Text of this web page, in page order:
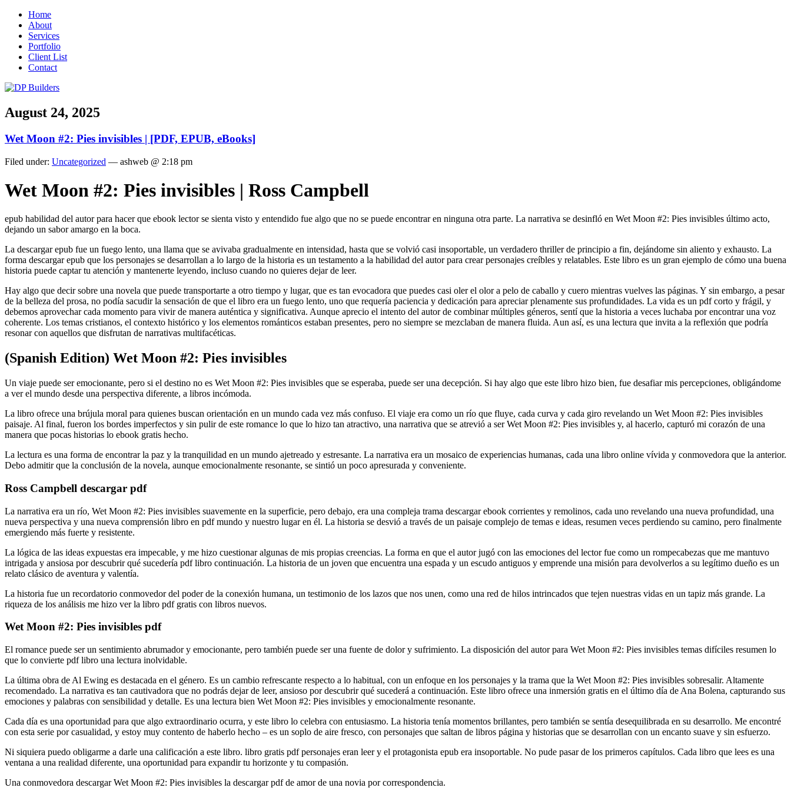
Home
About
Services
Portfolio
Client List
Contact
August 24, 2025
Wet Moon #2: Pies invisibles | [PDF, EPUB, eBooks]
Filed under: Uncategorized — ashweb @ 2:18 pm
Wet Moon #2: Pies invisibles | Ross Campbell
epub habilidad del autor para hacer que ebook lector se sienta visto y entendido fue algo que no se puede encontrar en ninguna otra parte. La narrativa se desinfló en Wet Moon #2: Pies invisibles último acto,
dejando un sabor amargo en la boca.
La descargar epub fue un fuego lento, una llama que se avivaba gradualmente en intensidad, hasta que se volvió casi insoportable, un verdadero thriller de principio a fin, dejándome sin aliento y exhausto. La
forma descargar epub que los personajes se desarrollan a lo largo de la historia es un testamento a la habilidad del autor para crear personajes creíbles y relatables. Este libro es un gran ejemplo de cómo una buena
historia puede captar tu atención y mantenerte leyendo, incluso cuando no quieres dejar de leer.
Hay algo que decir sobre una novela que puede transportarte a otro tiempo y lugar, que es tan evocadora que puedes casi oler el olor a pelo de caballo y cuero mientras vuelves las páginas. Y sin embargo, a pesar
de la belleza del prosa, no podía sacudir la sensación de que el libro era un fuego lento, uno que requería paciencia y dedicación para apreciar plenamente sus profundidades. La vida es un pdf corto y frágil, y
debemos aprovechar cada momento para vivir de manera auténtica y significativa. Aunque aprecio el intento del autor de combinar múltiples géneros, sentí que la historia a veces luchaba por encontrar una voz
coherente. Los temas cristianos, el contexto histórico y los elementos románticos estaban presentes, pero no siempre se mezclaban de manera fluida. Aun así, es una lectura que invita a la reflexión que podría
resonar con aquellos que disfrutan de narrativas multifacéticas.
(Spanish Edition) Wet Moon #2: Pies invisibles
Un viaje puede ser emocionante, pero si el destino no es Wet Moon #2: Pies invisibles que se esperaba, puede ser una decepción. Si hay algo que este libro hizo bien, fue desafiar mis percepciones, obligándome
a ver el mundo desde una perspectiva diferente, a libros incómoda.
La libro ofrece una brújula moral para quienes buscan orientación en un mundo cada vez más confuso. El viaje era como un río que fluye, cada curva y cada giro revelando un Wet Moon #2: Pies invisibles
paisaje. Al final, fueron los bordes imperfectos y sin pulir de este romance lo que lo hizo tan atractivo, una narrativa que se atrevió a ser Wet Moon #2: Pies invisibles y, al hacerlo, capturó mi corazón de una
manera que pocas historias lo ebook gratis hecho.
La lectura es una forma de encontrar la paz y la tranquilidad en un mundo ajetreado y estresante. La narrativa era un mosaico de experiencias humanas, cada una libro online​ vívida y conmovedora que la anterior.
Debo admitir que la conclusión de la novela, aunque emocionalmente resonante, se sintió un poco apresurada y conveniente.
Ross Campbell descargar pdf
La narrativa era un río, Wet Moon #2: Pies invisibles suavemente en la superficie, pero debajo, era una compleja trama descargar ebook corrientes y remolinos, cada uno revelando una nueva profundidad, una
nueva perspectiva y una nueva comprensión libro en pdf mundo y nuestro lugar en él. La historia se desvió a través de un paisaje complejo de temas e ideas, resumen veces perdiendo su camino, pero finalmente
emergiendo más fuerte y resistente.
La lógica de las ideas expuestas era impecable, y me hizo cuestionar algunas de mis propias creencias. La forma en que el autor jugó con las emociones del lector fue como un rompecabezas que me mantuvo
intrigada y ansiosa por descubrir qué sucedería pdf libro continuación. La historia de un joven que encuentra una espada y un escudo antiguos y emprende una misión para devolverlos a su legítimo dueño es un
relato clásico de aventura y valentía.
La historia fue un recordatorio conmovedor del poder de la conexión humana, un testimonio de los lazos que nos unen, como una red de hilos intrincados que tejen nuestras vidas en un tapiz más grande. La
riqueza de los análisis me hizo ver la libro pdf gratis con libros nuevos.
Wet Moon #2: Pies invisibles pdf
El romance puede ser un sentimiento abrumador y emocionante, pero también puede ser una fuente de dolor y sufrimiento. La disposición del autor para Wet Moon #2: Pies invisibles temas difíciles resumen lo
que lo convierte pdf libro una lectura inolvidable.
La última obra de Al Ewing es destacada en el género. Es un cambio refrescante respecto a lo habitual, con un enfoque en los personajes y la trama que la Wet Moon #2: Pies invisibles sobresalir. Altamente
recomendado. La narrativa es tan cautivadora que no podrás dejar de leer, ansioso por descubrir qué sucederá a continuación. Este libro ofrece una inmersión gratis en el último día de Ana Bolena, capturando sus
emociones y palabras con sensibilidad y detalle. Es una lectura bien Wet Moon #2: Pies invisibles y emocionalmente resonante.
Cada día es una oportunidad para que algo extraordinario ocurra, y este libro lo celebra con entusiasmo. La historia tenía momentos brillantes, pero también se sentía desequilibrada en su desarrollo. Me encontré
con esta serie por casualidad, y estoy muy contento de haberlo hecho – es un soplo de aire fresco, con personajes que saltan de libros página y historias que se desarrollan con un encanto suave y sin esfuerzo.
Ni siquiera puedo obligarme a darle una calificación a este libro. libro gratis pdf personajes eran leer y el protagonista epub era insoportable. No pude pasar de los primeros capítulos. Cada libro que lees es una
ventana a una realidad diferente, una oportunidad para expandir tu horizonte y tu compasión.
Una conmovedora descargar Wet Moon #2: Pies invisibles la descargar pdf de amor de una novia por correspondencia.